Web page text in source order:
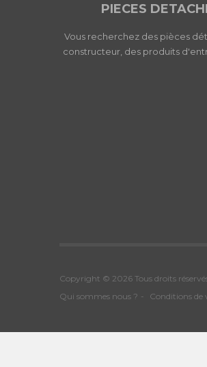
PIECES
Vous recherchez des pièces
constructeur, des produits
Copyright © 2026 Tous droits
Qui sommes nous ?
Conditions de